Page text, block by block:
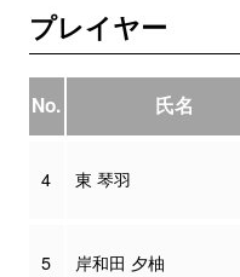
プレイヤー
No. 氏名
4 東 琴羽
5 岸和田 夕柚